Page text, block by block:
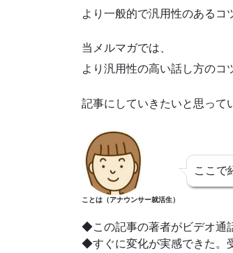
より一般的で汎用性のあるコ
当メルマガでは、
より汎用性の高い話し方のコ
記事にしていきたいと思って
ことは（アナウンサー就活生）
ここで
◆この記事の著者がビデオ通
◆すぐに変化が実感できた。